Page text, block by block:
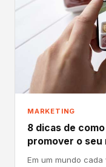
MARKETING
8 dicas de
promover o
Em um mundo